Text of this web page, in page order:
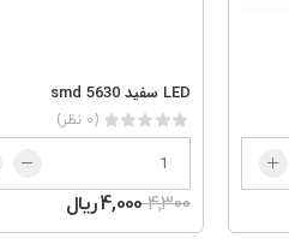
LED سفید smd 5630
(0 نظر)
4,3004,000 ریال